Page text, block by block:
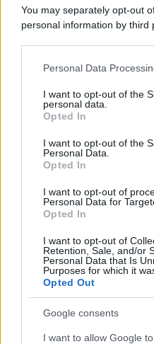
You may separately opt-out
personal information by
This information may also
further disclose it to other
Please note that this
services and may gather
not limited to your visit or
grant or deny consent to
consent section.
Personal Data
I want to opt-out of the
personal data.
Opted In
I want to opt-out of the
Personal Data.
Opted In
I want to opt-out of
Personal Data for
Opted In
I want to opt-out of
Retention, Sale, and/or
Personal Data that Is
Purposes for which it
Opted Out
Google consents
I want to allow Google